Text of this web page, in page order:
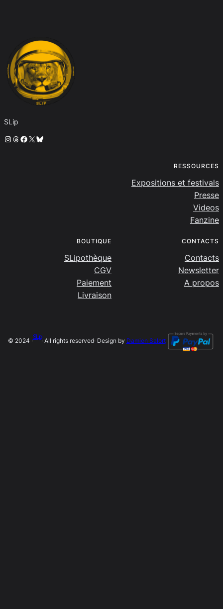
SLip
Instagram
Threads
Facebook
X Bluesky
RESSOURCES
Expositions et festivals
Presse
Videos
Fanzine
BOUTIQUE
SLipothèque
CGV
Paiement
Livraison
CONTACTS
Contacts
Newsletter
A propos
© 2024 ·
SLip
· All rights reserved· Design by Damien Salort